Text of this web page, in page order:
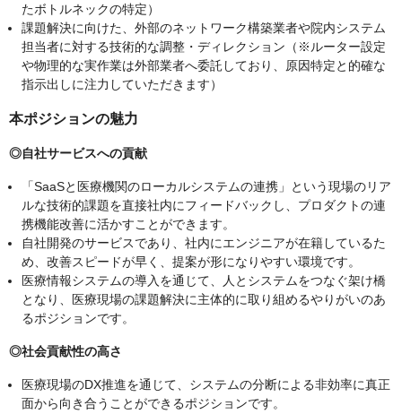
たボトルネックの特定）
課題解決に向けた、外部のネットワーク構築業者や院内システム
担当者に対する技術的な調整・ディレクション（※ルーター設定
や物理的な実作業は外部業者へ委託しており、原因特定と的確な
指示出しに注力していただきます）
本ポジションの魅力
◎自社サービスへの貢献
「SaaSと医療機関のローカルシステムの連携」という現場のリア
ルな技術的課題を直接社内にフィードバックし、プロダクトの連
携機能改善に活かすことができます。
自社開発のサービスであり、社内にエンジニアが在籍しているた
め、改善スピードが早く、提案が形になりやすい環境です。
医療情報システムの導入を通じて、人とシステムをつなぐ架け橋
となり、医療現場の課題解決に主体的に取り組めるやりがいのあ
るポジションです。
◎社会貢献性の高さ
医療現場のDX推進を通じて、システムの分断による非効率に真正
面から向き合うことができるポジションです。